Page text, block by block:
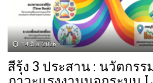
14 มิ.ย. 2026
สีรุ้ง 3 ประสาน : นวัตกรร